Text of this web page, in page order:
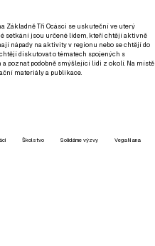
Základně Tři Ocásci se uskuteční ve uterý
setkání jsou určené lidem, kteří chtějí aktivně
nápady na aktivity v regionu nebo se chtějí do
diskutovat o tématech spojených s
poznat podobně smýšlející lidi z okolí. Na místě
materiály a publikace.
Školstvo Solidárne výzvy VegaNana